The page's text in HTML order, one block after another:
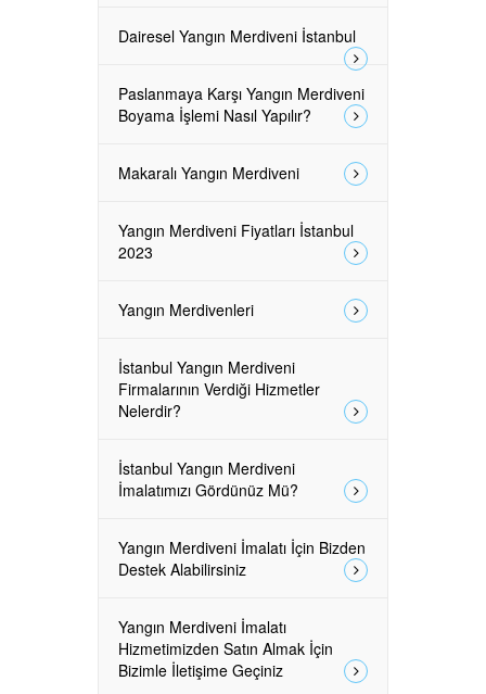
Dairesel Yangın Merdiveni İstanbul
Paslanmaya Karşı Yangın Merdiveni
Boyama İşlemi Nasıl Yapılır?
Makaralı Yangın Merdiveni
Yangın Merdiveni Fiyatları İstanbul
2023
Yangın Merdivenleri
İstanbul Yangın Merdiveni
Firmalarının Verdiği Hizmetler
Nelerdir?
İstanbul Yangın Merdiveni
İmalatımızı Gördünüz Mü?
Yangın Merdiveni İmalatı İçin Bizden
Destek Alabilirsiniz
Yangın Merdiveni İmalatı
Hizmetimizden Satın Almak İçin
Bizimle İletişime Geçiniz